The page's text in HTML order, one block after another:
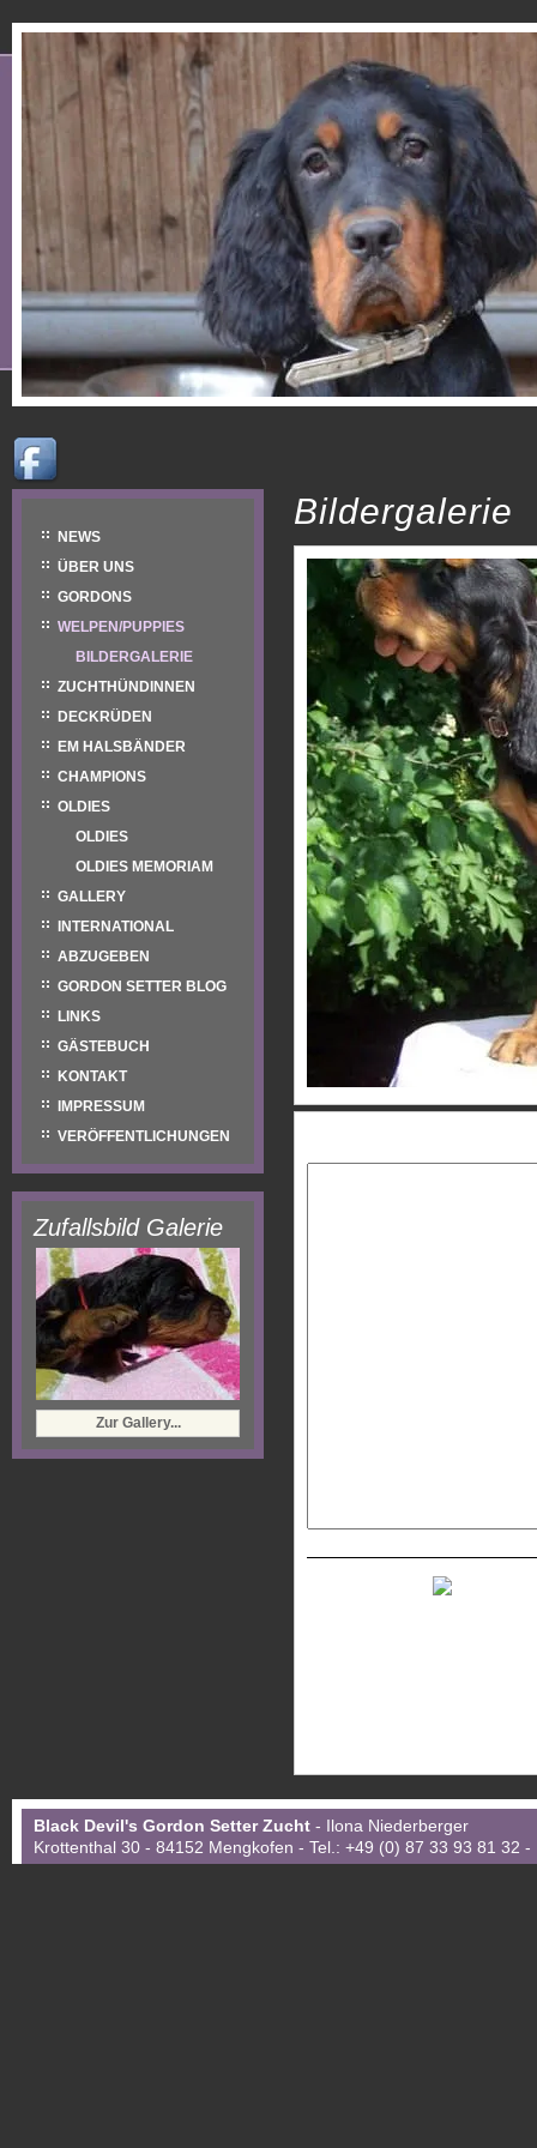
NEWS
ÜBER UNS
GORDONS
WELPEN/PUPPIES
BILDERGALERIE
ZUCHTHÜNDINNEN
DECKRÜDEN
EM HALSBÄNDER
CHAMPIONS
OLDIES
OLDIES
OLDIES MEMORIAM
GALLERY
INTERNATIONAL
ABZUGEBEN
GORDON SETTER BLOG
LINKS
GÄSTEBUCH
KONTAKT
IMPRESSUM
VERÖFFENTLICHUNGEN
Zufallsbild Galerie
Zur Gallery...
Bildergalerie
Black Devil's Gordon Setter Zucht - Ilona Niederberger
Krottenthal 30 - 84152 Mengkofen - Tel.: +49 (0) 87 33 93 81 32